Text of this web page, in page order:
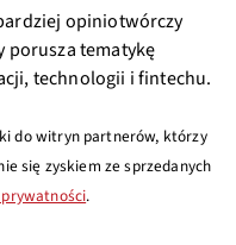
opiniotwórczy
porusza tematykę
technologii i fintechu.
do witryn partnerów, którzy
się zyskiem ze sprzedanych
.